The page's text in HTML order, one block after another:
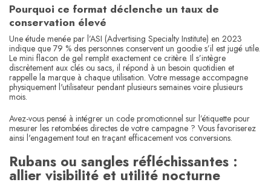
Pourquoi ce format déclenche un taux de
conservation élevé
Une étude menée par l’ASI (Advertising Specialty Institute) en 2023
indique que 79 % des personnes conservent un goodie s’il est jugé utile.
Le mini flacon de gel remplit exactement ce critère. Il s’intègre
discrètement aux clés ou sacs, il répond à un besoin quotidien et
rappelle la marque à chaque utilisation. Votre message accompagne
physiquement l'utilisateur pendant plusieurs semaines voire plusieurs
mois.
Avez-vous pensé à intégrer un code promotionnel sur l’étiquette pour
mesurer les retombées directes de votre campagne ? Vous favoriserez
ainsi l'engagement tout en traçant efficacement vos conversions.
Rubans ou sangles réfléchissantes :
allier visibilité et utilité nocturne